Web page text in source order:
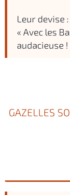
Leur devise :
« Avec les
audacieuse !
GAZELLES